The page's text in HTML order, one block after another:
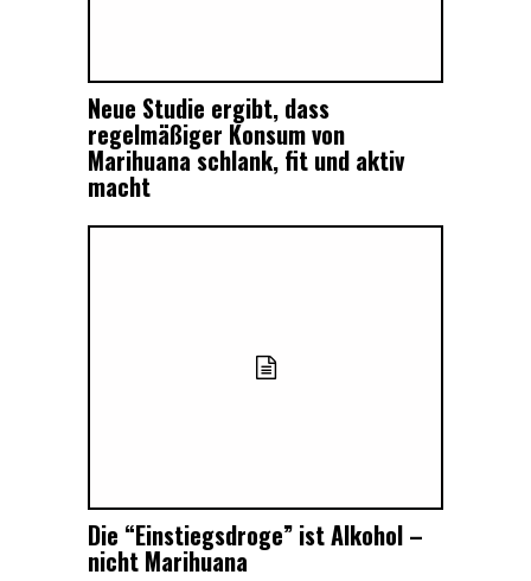
Neue Studie ergibt, dass
regelmäßiger Konsum von
Marihuana schlank, fit und aktiv
macht
Die “Einstiegsdroge” ist Alkohol –
nicht Marihuana